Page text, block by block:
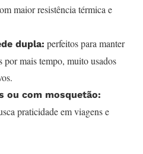
maior resistência térmica e
dupla: perfeitos para manter
mais tempo, muito usados
ou com mosquetão:
praticidade em viagens e